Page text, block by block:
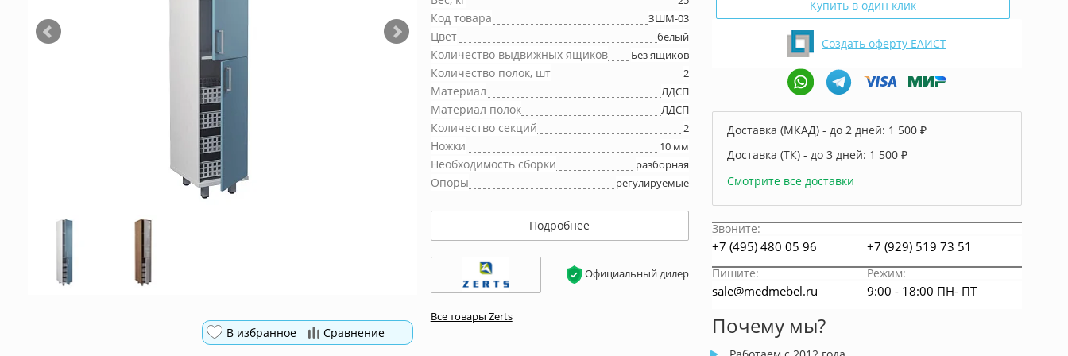
В избранное Сравнение
Код товара ЗШМ-03
Цвет белый
Количество выдвижных ящиков Без ящиков
Количество полок, шт 2
Материал ЛДСП
Материал полок ЛДСП
Количество секций 2
Ножки 10 мм
Необходимость сборки разборная
Опоры регулируемые
Подробнее
Официальный дилер
Все товары Zerts
Купить в один клик
Создать оферту ЕАИСТ
Доставка (МКАД) - до 2 дней: 1 500 ₽
Доставка (ТК) - до 3 дней: 1 500 ₽
Смотрите все доставки
Звоните:
+7 (495) 480 05 96 +7 (929) 519 73 51
Пишите: Режим:
sale@medmebel.ru 9:00 - 18:00 ПН- ПТ
Почему мы?